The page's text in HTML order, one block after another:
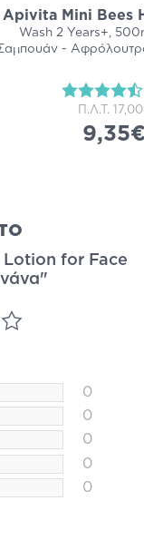
Apivita Mini Bees
Wash 2 Years+,
-
Π.Λ.Τ.
for Face
0
0
0
0
0